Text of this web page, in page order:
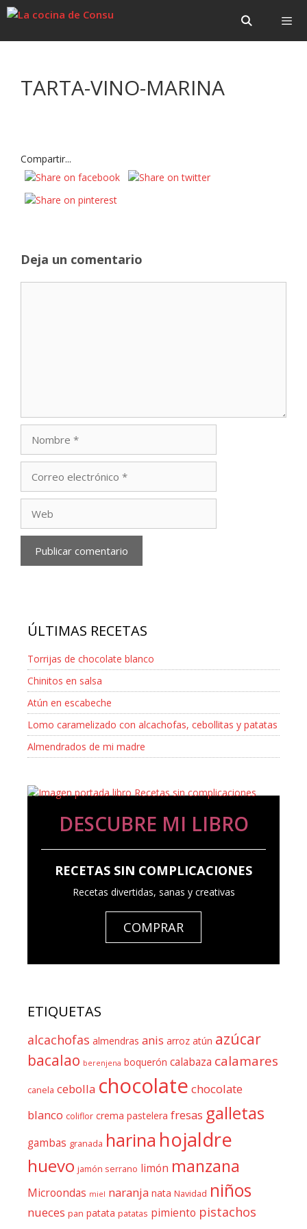
Saltar
Saltar
TARTA-VINO-MARINA
Compartir...
Deja un comentario
electrónico
ÚLTIMAS RECETAS
Torrijas de chocolate blanco
Chinitos en salsa
Atún en escabeche
Lomo caramelizado con alcachofas, cebollitas y patatas
Almendrados de mi madre
DESCUBRE MI LIBRO
RECETAS SIN COMPLICACIONES
Recetas divertidas, sanas y creativas
COMPRAR
ETIQUETAS
alcachofas almendras anis arroz atún azúcar
bacalao berenjena boquerón calabaza calamares
canela cebolla chocolate chocolate
blanco coliflor crema pastelera fresas galletas
gambas granada harina hojaldre
huevo jamón serrano limón manzana
Microondas miel naranja nata Navidad niños
nueces pan patata patatas pimiento pistachos